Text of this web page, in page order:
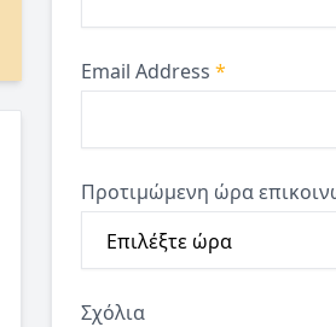
Email Address*
Προτιμώμενη ώρα
Σχόλια